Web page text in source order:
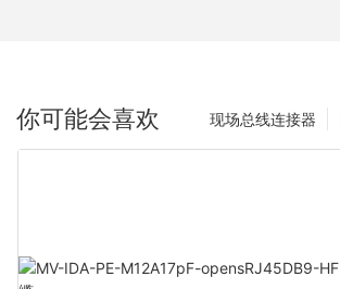
你可能会喜欢 现场总线连接器